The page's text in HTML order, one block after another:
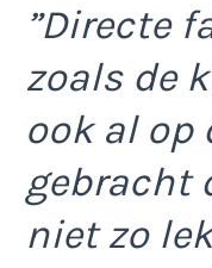
”Directe
zoals de
ook al op
gebracht
niet zo